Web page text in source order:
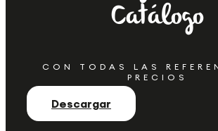
Catálogo
CON TODAS LAS
PRECIOS
Descargar